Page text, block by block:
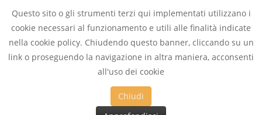
Questo sito o gli strumenti terzi qui implementati utilizzano i
cookie necessari al funzionamento e utili alle finalità indicate
nella cookie policy. Chiudendo questo banner, cliccando su un
link o proseguendo la navigazione in altra maniera, acconsenti
all'uso dei cookie
Chiudi